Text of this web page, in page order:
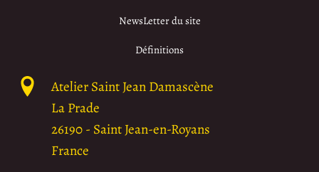
NewsLetter du site
Définitions
Atelier Saint Jean Damascène
La Prade
26190- Saint Jean-en-Royans
France